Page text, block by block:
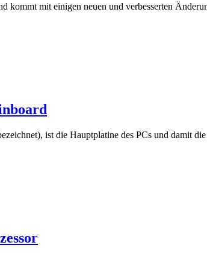
kommt mit einigen neuen und verbesserten
ist die Hauptplatine des PCs und damit